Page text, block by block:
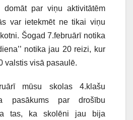
domāt par viņu aktivitātēm
var ietekmēt ne tikai viņu
Šogad 7.februārī notika
notika jau 20 reizi, kur
valstis visā pasaulē.
mūsu skolas 4.klašu
pasākums par drošību
tas, ka skolēni jau bija